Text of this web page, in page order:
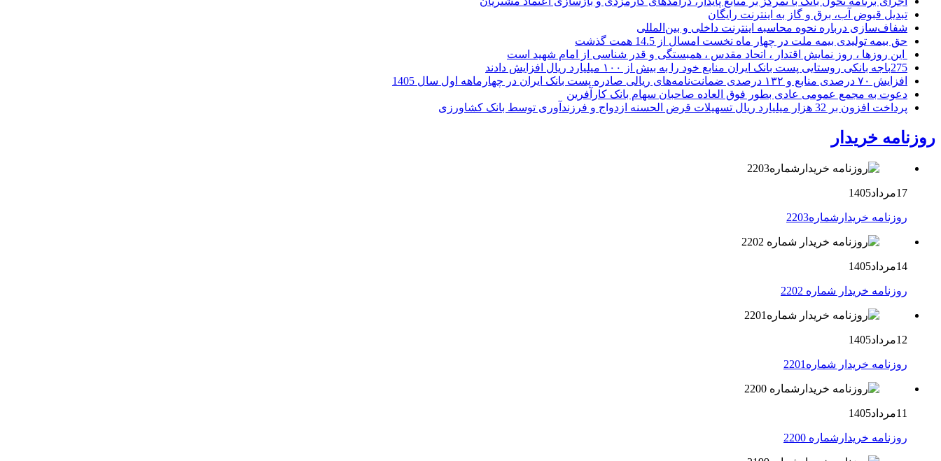
تبدیل قبوض آب، برق و گاز به اینترنت رایگان
شفاف‌سازی درباره نحوه محاسبه اینترنت داخلی و بین‌المللی
حق بیمه تولیدی بیمه ملت در چهار ماه نخست امسال از 14.5 همت گذشت
این روزها ، روز نمایش اقتدار ، اتحاد مقدس ، همبستگی و قدر شناسی از امام شهید است
275باجه بانکی روستایی پست بانک ایران منابع خود را به بیش از ۱۰۰ میلیارد ریال افزایش دادند
افزایش ۷۰ درصدی منابع و ۱۳۲ درصدی ضمانت‌نامه‌های ریالی صادره پست بانک ایران در چهارماهه اول سال 1405
دعوت به مجمع عمومی عادی بطور فوق العاده صاحبان سهام بانک کارآفرین
پرداخت افزون بر 32 هزار میلیارد ریال تسهیلات قرض الحسنه ازدواج و فرزندآوری توسط بانک کشاورزی
روزنامه خریدار
17مرداد1405
روزنامه خریدارشماره2203
14مرداد1405
روزنامه خریدار شماره 2202
12مرداد1405
روزنامه خریدار شماره2201
11مرداد1405
روزنامه خریدارشماره 2200